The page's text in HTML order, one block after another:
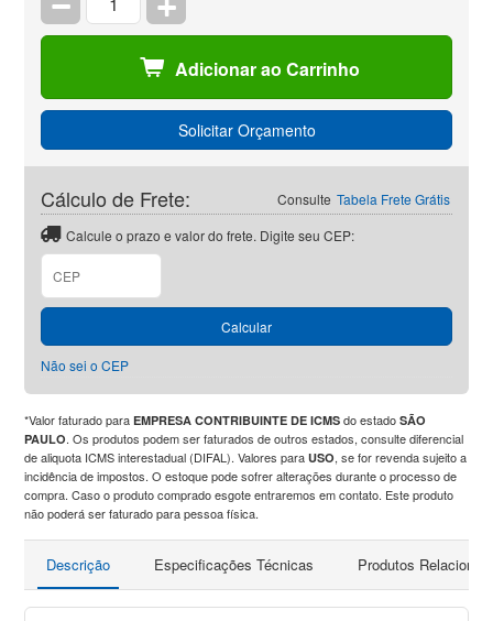
Adicionar ao Carrinho
Solicitar Orçamento
Consulte Tabela Frete Grátis
Cálculo de Frete:
Calcule o prazo e valor do frete. Digite seu CEP:
CEP
Calcular
Não sei o CEP
*Valor faturado paraEMPRESA CONTRIBUINTE DE ICMS do estadoSÃO
PAULO. Os produtos podem ser faturados de outros estados, consulte diferencial
de aliquota ICMS interestadual (DIFAL). Valores paraUSO, se for revenda sujeito a
incidência de impostos. O estoque pode sofrer alterações durante o processo de
compra. Caso o produto comprado esgote entraremos em contato. Este produto
não poderá ser faturado para pessoa física.
Descrição Especificações Técnicas Produtos